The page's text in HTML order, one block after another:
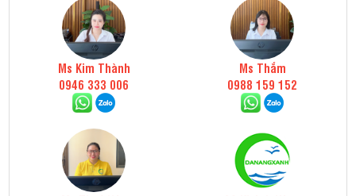
Ms Kim Thành
0946 333 006
Ms Thắm
0988 159 152